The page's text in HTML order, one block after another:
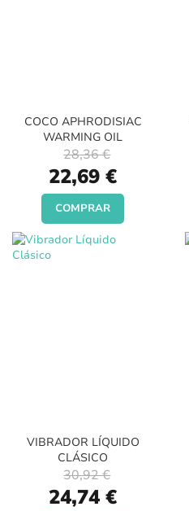
COCO APHRODISIAC
WARMING OIL
Special
Price
22,69 €
28,36 €
COMPRAR
VIBRADOR LÍQUIDO
CLÁSICO
Special
Price
24,74 €
30,92 €